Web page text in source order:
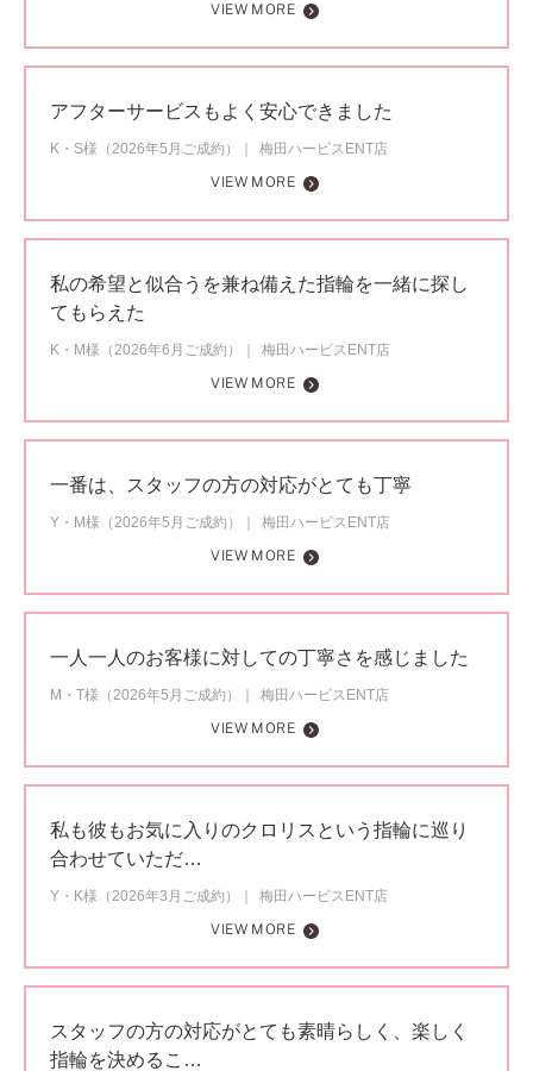
VIEW MORE
アフターサービスもよく安心できました
K・S様（2026年5月ご成約）
梅田ハービスENT店
VIEW MORE
私の希望と似合うを兼ね備えた指輪を一緒に探し
てもらえた
K・M様（2026年6月ご成約）
梅田ハービスENT店
VIEW MORE
一番は、スタッフの方の対応がとても丁寧
Y・M様（2026年5月ご成約）
梅田ハービスENT店
VIEW MORE
一人一人のお客様に対しての丁寧さを感じました
M・T様（2026年5月ご成約）
梅田ハービスENT店
VIEW MORE
私も彼もお気に入りのクロリスという指輪に巡り
合わせていただ…
Y・K様（2026年3月ご成約）
梅田ハービスENT店
VIEW MORE
スタッフの方の対応がとても素晴らしく、楽しく
指輪を決めるこ…